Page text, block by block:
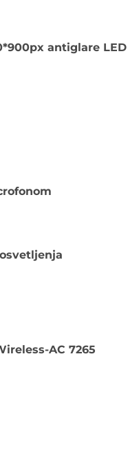
antiglare LED
AC 7265